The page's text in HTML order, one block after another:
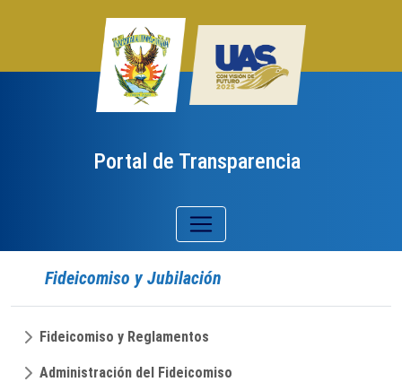
Portal de Transparencia
Fideicomiso y Jubilación
Fideicomiso y Reglamentos
Administración del Fideicomiso